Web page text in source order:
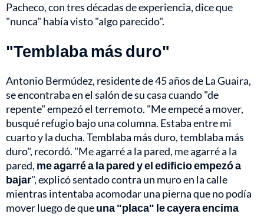
Pacheco, con tres décadas de experiencia, dice que
"nunca" había visto "algo parecido".
"Temblaba más duro"
Antonio Bermúdez, residente de 45 años de La Guaira,
se encontraba en el salón de su casa cuando "de
repente" empezó el terremoto. "Me empecé a mover,
busqué refugio bajo una columna. Estaba entre mi
cuarto y la ducha. Temblaba más duro, temblaba más
duro", recordó. "Me agarré a la pared, me agarré a la
pared, me agarré a la pared y el edificio empezó a
bajar", explicó sentado contra un muro en la calle
mientras intentaba acomodar una pierna que no podía
mover luego de queuna "placa" le cayera encima